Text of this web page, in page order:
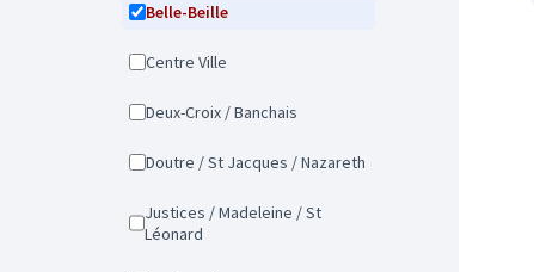
Belle-Beille
Centre Ville
Deux-Croix / Banchais
Doutre / St Jacques / Nazareth
Justices / Madeleine / St
Léonard